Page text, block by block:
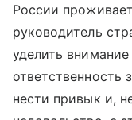
России
руководитель
уделить
ответственность
нести привык и,